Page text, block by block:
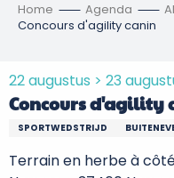
Home Agenda
Concours d'agility canin
22 augustus > 23
Concours d'agility
SPORTWEDSTRIJD
Terrain en herbe à